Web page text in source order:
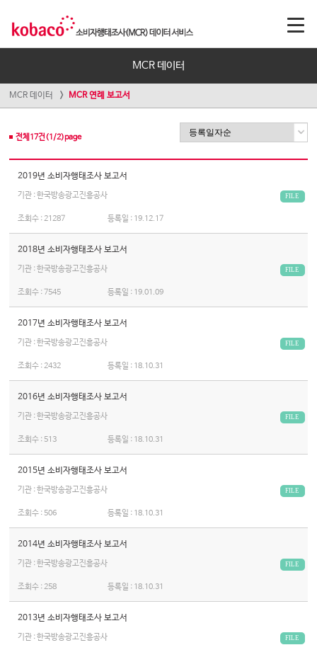
MCR 데이터
MCR 데이터 MCR 연례 보고서
전체 17건(1 /2)page
2019년 소비자행태조사 보고서
기관 : 한국방송광고진흥공사 FILE
조회수 :21287 등록일 : 19.12.17
2018년 소비자행태조사 보고서
기관 : 한국방송광고진흥공사 FILE
조회수 :7545 등록일 : 19.01.09
2017년 소비자행태조사 보고서
기관 : 한국방송광고진흥공사 FILE
조회수 :2432 등록일 : 18.10.31
2016년 소비자행태조사 보고서
기관 : 한국방송광고진흥공사 FILE
조회수 : 513 등록일 : 18.10.31
2015년 소비자행태조사 보고서
기관 : 한국방송광고진흥공사 FILE
조회수 : 506 등록일 : 18.10.31
2014년 소비자행태조사 보고서
기관 : 한국방송광고진흥공사 FILE
조회수 :258 등록일 : 18.10.31
2013년 소비자행태조사 보고서
기관 : 한국방송광고진흥공사 FILE